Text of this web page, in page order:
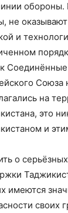
не
и
Союза
на
это
и
о
имеются
своих